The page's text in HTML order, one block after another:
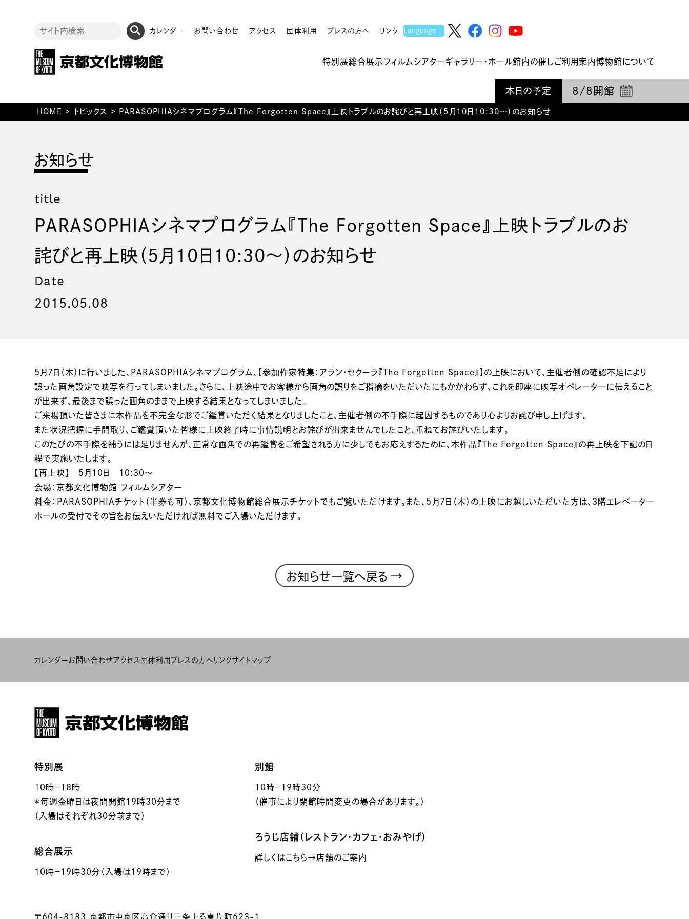
カレンダー お問い合わせ アクセス 団体利用 プレスの方へ リンク
特別展総合展示フィルムシアターギャラリー・ホール館内の催しご利用案内博物館について
本日の予定 8/8 開館
HOME > トピックス > PARASOPHIAシネマプログラム『The Forgotten Space』上映トラブルのお詫びと再上映（5月10日10:30〜）のお知らせ
title
PARASOPHIAシネマプログラム『The Forgotten Space』上映トラブルのお
詫びと再上映（5月10日10:30〜）のお知らせ
Date
2015.05.08
5月7日（木）に行いました、PARASOPHIAシネマプログラム、【参加作家特集：アラン・セクーラ『The Forgotten Space』】の上映において、主催者側の確認不足により
誤った画角設定で映写を行ってしまいました。さらに、上映途中でお客様から画角の誤りをご指摘をいただいたにもかかわらず、これを即座に映写オペレーターに伝えること
が出来ず、最後まで誤った画角のままで上映する結果となってしまいました。
ご来場頂いた皆さまに本作品を不完全な形でご鑑賞いただく結果となりましたこと、主催者側の不手際に起因するものであり心よりお詫び申し上げます。
また状況把握に手間取り、ご鑑賞頂いた皆様に上映終了時に事情説明とお詫びが出来ませんでしたこと、重ねてお詫びいたします。
このたびの不手際を補うには足りませんが、正常な画角での再鑑賞をご希望される方に少しでもお応えするために、本作品『The Forgotten Space』の再上映を下記の日
程で実施いたします。
【再上映】 5月10日 10:30〜
会場：京都文化博物館 フィルムシアター
料金：PARASOPHIAチケット（半券も可）、京都文化博物館総合展示チケットでもご覧いただけます。また、5月7日（木）の上映にお越しいただいた方は、3階エレベーター
ホールの受付でその旨をお伝えいただければ無料でご入場いただけます。
お知らせ一覧へ戻る →
カレンダーお問い合わせアクセス 団体利用 プレスの方へリンクサイトマップ
特別展
10時－18時
＊毎週金曜日は夜間開館19時30分まで
（入場はそれぞれ30分前まで）
総合展示
10時－19時30分（入場は19時まで）
別館
10時－19時30分
（催事により閉館時間変更の場合があります。）
ろうじ店舗（レストラン・カフェ・おみやげ）
詳しくはこちら→店舗のご案内
〒604-8183 京都市中京区高倉通り三条上る東片町623-1